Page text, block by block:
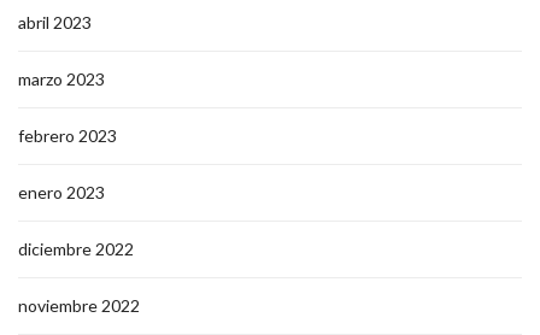
abril 2023
marzo 2023
febrero 2023
enero 2023
diciembre 2022
noviembre 2022